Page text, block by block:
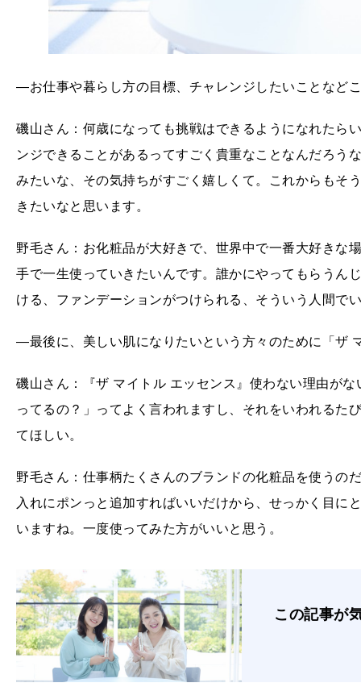
―お仕事や暮らし方の目標、チャレンジしたいことなど
磯山さん：何歳になっても挑戦はできるようになれたら
ンジできることがあるってすごく貴重なことなんだろう
みたいな、その気持ちがすごく嬉しくて。これからもそ
きたいなと思います。
野毛さん：お化粧品が大好きで、世界中で一番大好きな
手で一生使っていきたいんです。誰かにやってもらうん
ける、ファンデーションがつけられる、そういう人間で
―最後に、美しい肌になりたいという方々のために「ザ
磯山さん：『ザ マイトル エッセンス』使わない理由が
ってるの？」ってよく言われますし、それをいわれるた
てほしい。
野毛さん：仕事柄たくさんのブランドの化粧品を使うの
入れにポンっと追加すればいいだけから、せっかく目に
いますね。一度使ってみた方がいいと思う。
この記事が